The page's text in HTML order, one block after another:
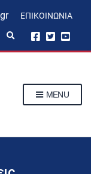
ΕΠΙΚΟΙΝΩΝΊΑ
p
m
MENU